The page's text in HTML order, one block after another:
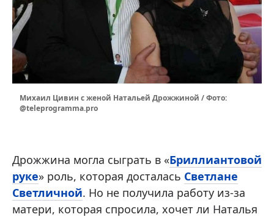
Михаил Цивин с женой Натальей Дрожжиной / Фото:
@teleprogramma.pro
Дрожжина могла сыграть в «Бриллиантовой
руке» роль, которая досталась Светлане
Светличной. Но не получила работу из-за
матери, которая спросила, хочет ли Наталья